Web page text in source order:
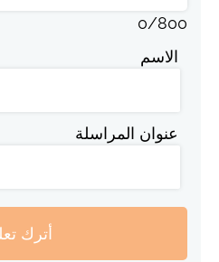
0/800
الاسم
عنوان المراسلة
أترك